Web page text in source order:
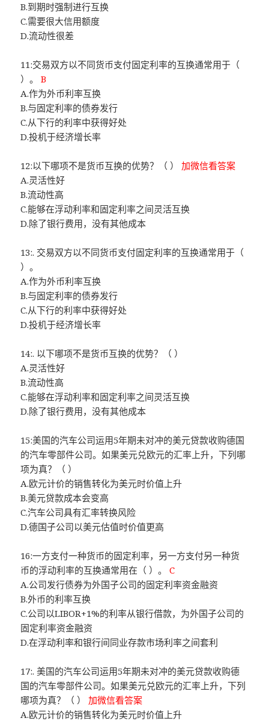
B.到期时强制进行互换
C.需要很大信用额度
D.流动性很差
11:交易双方以不同货币支付固定利率的互换通常用于（
）。B
A.作为外币利率互换
B.与固定利率的债券发行
C.从下行的利率中获得好处
D.投机于经济增长率
12:以下哪项不是货币互换的优势？（ ）加微信看答案
A.灵活性好
B.流动性高
C.能够在浮动利率和固定利率之间灵活互换
D.除了银行费用，没有其他成本
13:. 交易双方以不同货币支付固定利率的互换通常用于（
）。
A.作为外币利率互换
B.与固定利率的债券发行
C.从下行的利率中获得好处
D.投机于经济增长率
14:. 以下哪项不是货币互换的优势？（ ）
A.灵活性好
B.流动性高
C.能够在浮动利率和固定利率之间灵活互换
D.除了银行费用，没有其他成本
15:美国的汽车公司运用5年期未对冲的美元贷款收购德国
的汽车零部件公司。如果美元兑欧元的汇率上升，下列哪
项为真？（ ）
A.欧元计价的销售转化为美元时价值上升
B.美元贷款成本会变高
C.汽车公司具有汇率转换风险
D.德国子公司以美元估值时价值更高
16:一方支付一种货币的固定利率，另一方支付另一种货
币的浮动利率的互换通常用在（ ）。C
A.公司发行债券为外国子公司的固定利率资金融资
B.外币的利率互换
C.公司以LIBOR+1%的利率从银行借款，为外国子公司的
固定利率资金融资
D.在浮动利率和银行间同业存款市场利率之间套利
17:. 美国的汽车公司运用5年期未对冲的美元贷款收购德
国的汽车零部件公司。如果美元兑欧元的汇率上升，下列
哪项为真？（ ）加微信看答案
A.欧元计价的销售转化为美元时价值上升